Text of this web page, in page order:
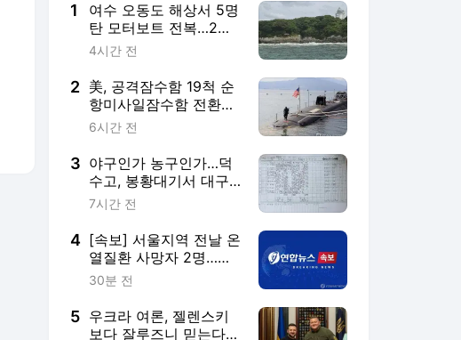
1
여수 오동도 해상서 5명
탄 모터보트 전복…2명
사망(종합3보)
4시간 전
2 美, 공격잠수함 19척 순
항미사일잠수함 전환…
中 견제 강화
6시간 전
3 야구인가 농구인가…덕
수고, 봉황대기서 대구
북구SC에 42-0 승리
7시간 전
4 [속보] 서울지역 전날 온
열질환 사망자 2명…올
해 최다
30분 전
5 우크라 여론, 젤렌스키
보다 잘루즈니 믿는다…